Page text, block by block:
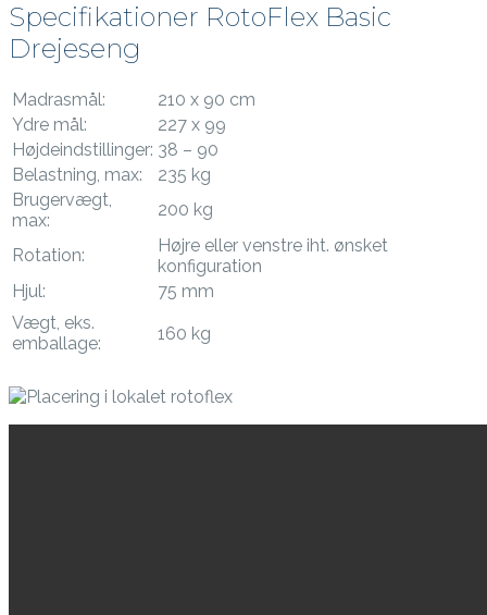
Specifikationer RotoFlex Basic
Drejeseng
Madrasmål:
210 x 90 cm
Ydre mål:
227 x 99
Højdeindstillinger: 38 – 90
Belastning, max:
235 kg
Brugervægt,
max:
200 kg
Rotation:
Højre eller venstre iht. ønsket
konfiguration
Hjul:
75 mm
Vægt, eks.
emballage:
160 kg